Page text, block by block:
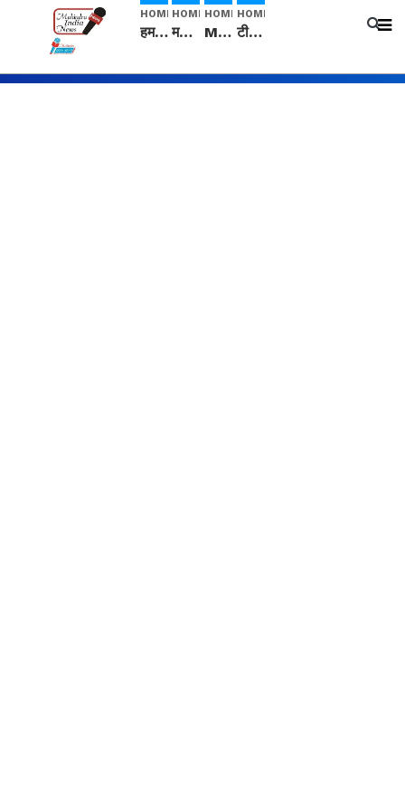
HOME
हम सनातनी..." सांसद kangana Ranaut से क्या बोली लड़की? Viral Jantar-Mantar | CJP protest
HOME
मनीषा हत्याकांड: हत्या, आत्महत्या या कोई बड़ा राज? | Full Story | Josh Haryana
HOME
Mangalsutra: हिंदू धर्म में शादी के बाद मंगलसूत्र क्यों पहनती है महिलाएं, किसने शुरु की ये परंपरा
HOME
टीम बीकेई ने एग्रीकल्चर ग्रेड की यूरिया खाद गट्टों में बदलकर टेक्निकल ग्रेड में बेचने वालों पर करवाई कार्रवाई: लखविंदर सिंह औलख